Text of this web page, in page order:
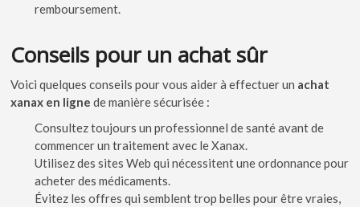
remboursement.
Conseils pour un achat sûr
Voici quelques conseils pour vous aider à effectuer un achat
xanax en ligne de manière sécurisée :
Consultez toujours un professionnel de santé avant de
commencer un traitement avec le Xanax.
Utilisez des sites Web qui nécessitent une ordonnance pour
acheter des médicaments.
Évitez les offres qui semblent trop belles pour être vraies,